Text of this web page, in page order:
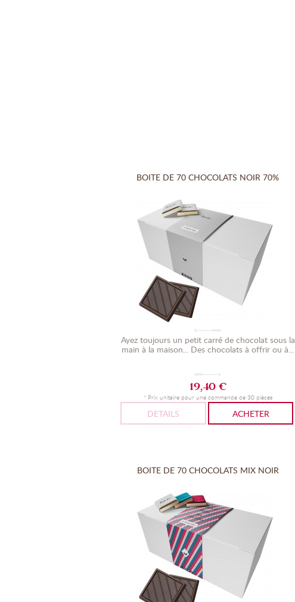
BOITE DE 70 CHOCOLATS NOIR 70%
Ayez toujours un petit carré de chocolat sous la
main à la maison... Des chocolats à offrir ou à...
19,40 €
* Prix unitaire pour une commande de 30 pièces
DETAILS ACHETER
BOITE DE 70 CHOCOLATS MIX NOIR